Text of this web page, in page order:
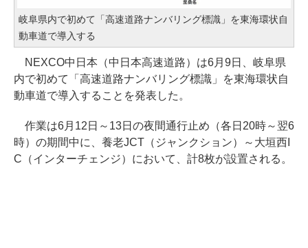
岐阜県内で初めて「高速道路ナンバリング標識」を東海環状自
動車道で導入する
NEXCO中日本（中日本高速道路）は6月9日、岐阜県
内で初めて「高速道路ナンバリング標識」を東海環状自
動車道で導入することを発表した。
作業は6月12日～13日の夜間通行止め（各日20時～翌6
時）の期間中に、養老JCT（ジャンクション）～大垣西I
C（インターチェンジ）において、計8枚が設置される。